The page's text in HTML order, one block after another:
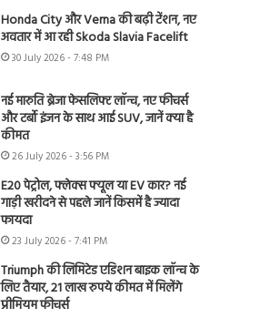
Honda City और Verna की बढ़ी टेंशन, नए
अवतार में आ रही Skoda Slavia Facelift
30 July 2026 - 7:48 PM
नई मारुति ब्रेजा फेसलिफ्ट लॉन्च, नए फीचर्स
और टर्बो इंजन के साथ आई SUV, जानें क्या है
कीमत
26 July 2026 - 3:56 PM
E20 पेट्रोल, फ्लेक्स फ्यूल या EV कार? नई
गाड़ी खरीदने से पहले जानें किसमें है ज्यादा
फायदा
23 July 2026 - 7:41 PM
Triumph की लिमिटेड एडिशन बाइक लॉन्च के
लिए तैयार, 21 लाख रुपये कीमत में मिलेंगे
प्रीमियम फीचर्स